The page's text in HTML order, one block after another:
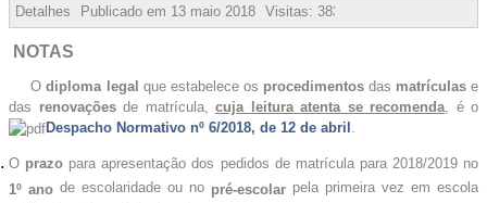
Detalhes Publicado em 13 maio 2018 Visitas: 38382
NOTAS
Odiploma legal que estabelece os procedimentosdas matrículase
das renovaçõesde matrícula, cuja leitura atenta se recomenda
é o
Despacho Normativo nº 6/2018, de 12 de abril
O prazo para apresentação dos pedidos de matrícula para 2018/2019 no
1º ano de escolaridade ou no pré-escolar pela primeira vez em escola